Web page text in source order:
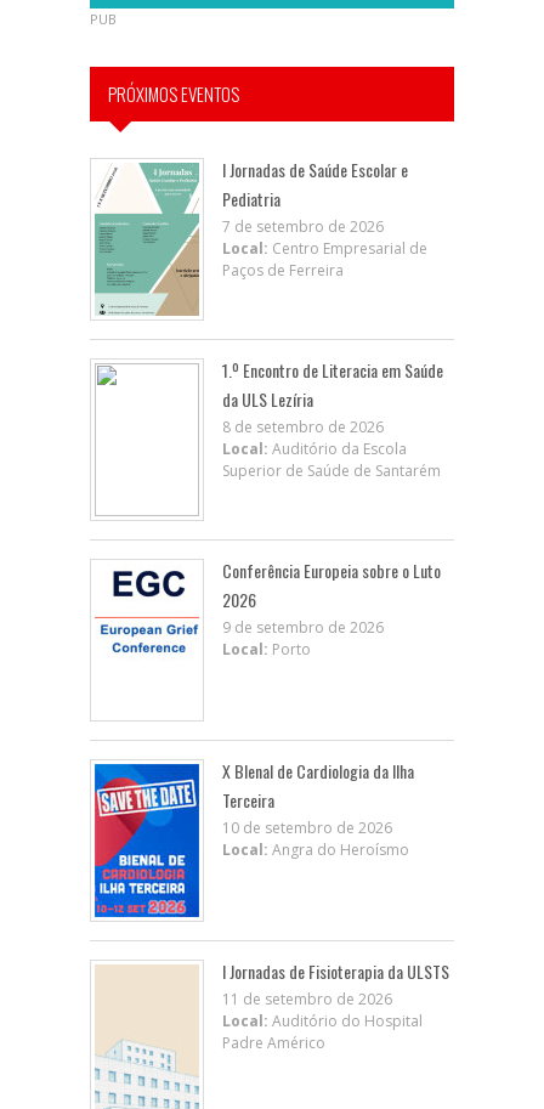
PUB
PRÓXIMOS EVENTOS
I Jornadas de Saúde Escolar e
Pediatria
7 de setembro de 2026
Local: Centro Empresarial de
Paços de Ferreira
1.º Encontro de Literacia em Saúde
da ULS Lezíria
8 de setembro de 2026
Local: Auditório da Escola
Superior de Saúde de Santarém
Conferência Europeia sobre o Luto
2026
9 de setembro de 2026
Local: Porto
X BIenal de Cardiologia da Ilha
Terceira
10 de setembro de 2026
Local: Angra do Heroísmo
I Jornadas de Fisioterapia da ULSTS
11 de setembro de 2026
Local: Auditório do Hospital
Padre Américo